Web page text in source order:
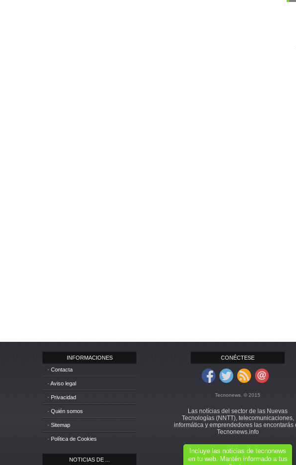
INFORMACIONES
· Contacta
· Aviso legal
· Privacidad
· Quién somos
· Sitemap
· Política de Cookies
NOTICIAS DE ...
CONÉCTESE
Tecnonews. © 2015
Las notícias del sector de las Nuevas
Tecnologías (NNTT), telecomunicaciones,
informática y emprendedores las encontarás
Tecnonews.info
Incluye las noticias de tecnonews
en tu web. Mantén informado a tus